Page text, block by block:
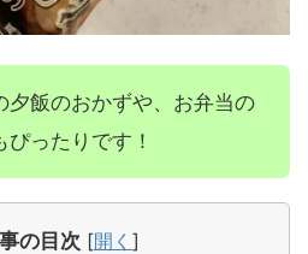
夕飯のおかずや、お弁当の
ぴったりです！
の目次 [開く ]